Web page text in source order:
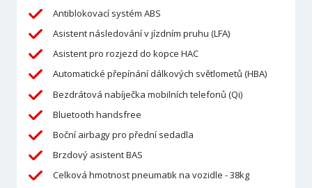
Antiblokovací systém ABS
Asistent následování v jízdním pruhu (LFA)
Asistent pro rozjezd do kopce HAC
Automatické přepínání dálkových světlometů (HBA)
Bezdrátová nabíječka mobilních telefonů (Qi)
Bluetooth handsfree
Boční airbagy pro přední sedadla
Brzdový asistent BAS
Celková hmotnost pneumatik na vozidle - 38kg